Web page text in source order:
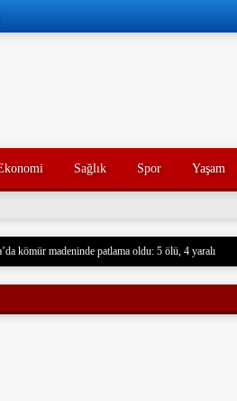
Sağlık Spor Yaşam
kömür madeninde patlama oldu: 5 ölü, 4 yaralı
hayatını kaybeden oğlunun trajik ölümünü yaşayan
ölümünden tam 7 yıl sonra, baba da geçirdiği bir